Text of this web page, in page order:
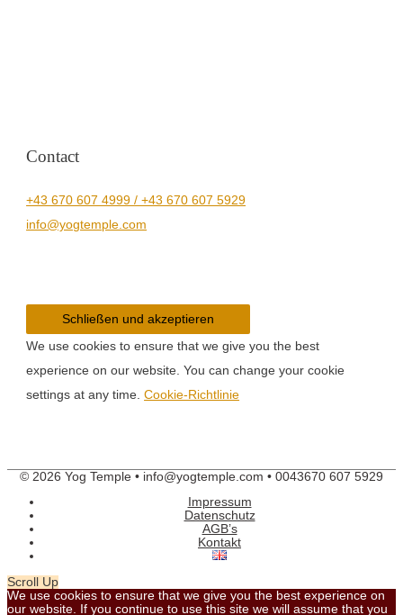
Contact
+43 670 607 4999 / +43 670 607 5929
info@yogtemple.com
We use cookies to ensure that we give you the best
experience on our website. You can change your cookie
settings at any time.Cookie-Richtlinie
© 2026 Yog Temple • info@yogtemple.com • 0043670 607 5929
Impressum
Datenschutz
AGB’s
Kontakt
Scroll Up
We use cookies to ensure that we give you the best experience on
our website. If you continue to use this site we will assume that you